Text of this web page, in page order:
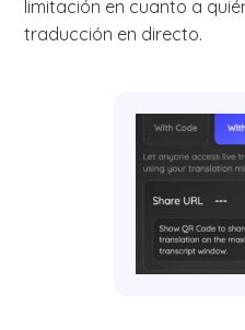
limitación en cuanto a
traducción en directo.